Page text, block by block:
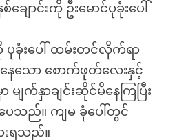
ျောင်းကို ဦးမောင်ပုခုံးပေါ်
ပုခုံးပေါ် ထမ်းတင်လိုက်ရာ
ေသော စောက်ဖုတ်လေးနှင့်
ျက်နှာချင်းဆိုင်မိနေကြပြီး
ည်။ ကျမ ခုံပေါ်တွင်
ရသည်။